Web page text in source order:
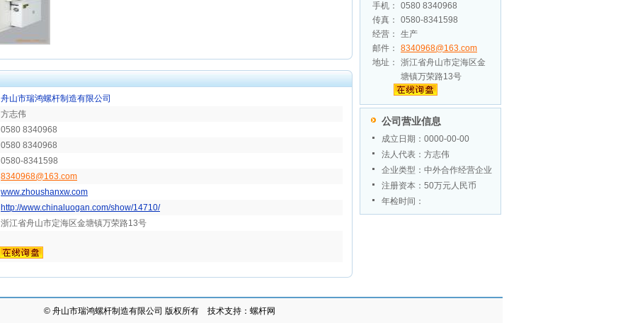
舟山市瑞鸿螺杆制造有限公司
方志伟
0580 8340968
0580 8340968
0580-8341598
8340968@163.com
www.zhoushanxw.com
http://www.chinaluogan.com/show/14710/
浙江省舟山市定海区金塘镇万荣路13号
手机：
0580 8340968
传真：
0580-8341598
经营：
生产
邮件：
8340968@163.com
地址：
浙江省舟山市定海区金
塘镇万荣路13号
公司营业信息
成立日期：0000-00-00
法人代表：方志伟
企业类型：中外合作经营企业
注册资本：50万元人民币
年检时间：
© 舟山市瑞鸿螺杆制造有限公司 版权所有 技术支持： 螺杆网